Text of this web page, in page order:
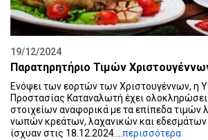
19/12/2024
Παρατηρητήριο Τιμών
Ενόψει των εορτών των Χριστουγέννων, η
Προστασίας Καταναλωτή έχει
στοιχείων αναφορικά με τα επίπεδα τιμών
νωπών κρεάτων, λαχανικών και εδεσμάτων
ίσχυαν στις 18.12.2024....περισσότερα